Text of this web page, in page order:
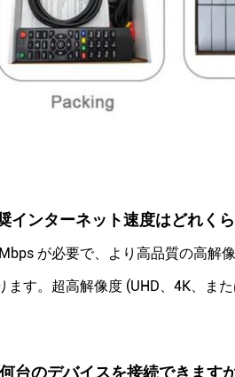
インターネット速度はどれく
が必要で、より高品質の高解
す。超高解像度 (UHD、4K、ま
台のデバイスを接続できます